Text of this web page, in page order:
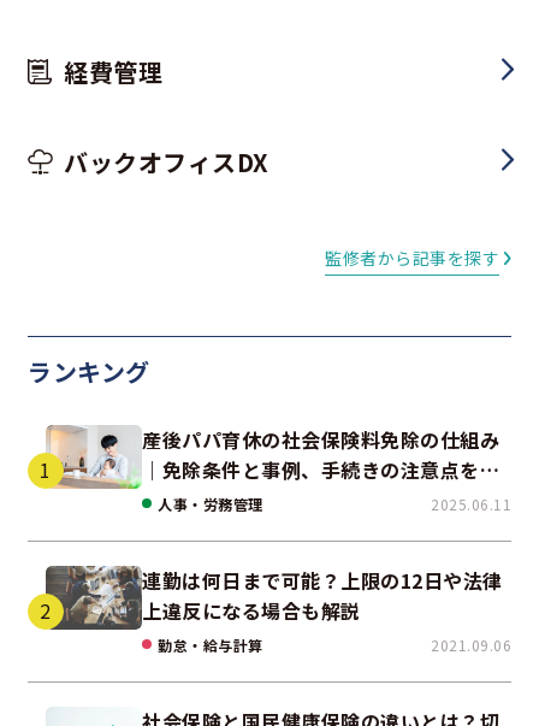
経費管理
バックオフィスDX
監修者から記事を探す
ランキング
産後パパ育休の社会保険料免除の仕組み
｜免除条件と事例、手続きの注意点を解
説人事・労務管理 2025.06.11
連勤は何日まで可能？上限の12日や法律
上違反になる場合も解説
勤怠・給与計算 2021.09.06